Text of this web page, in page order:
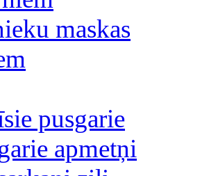
maskas
pusgarie
apmetņi